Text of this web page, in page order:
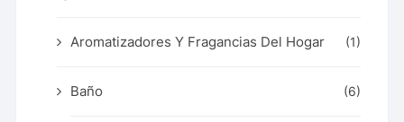
Aromatizadores Y Fragancias Del Hogar (1)
Baño (6)